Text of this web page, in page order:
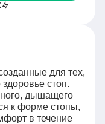
для тех,
стоп.
дышащего
к форме стопы,
в течение